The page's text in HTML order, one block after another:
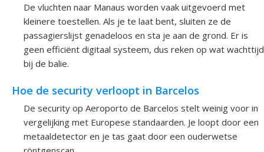
De vluchten naar Manaus worden vaak uitgevoerd met
kleinere toestellen. Als je te laat bent, sluiten ze de
passagierslijst genadeloos en sta je aan de grond. Er is
geen efficiënt digitaal systeem, dus reken op wat wachttijd
bij de balie.
Hoe de security verloopt in Barcelos
De security op Aeroporto de Barcelos stelt weinig voor in
vergelijking met Europese standaarden. Je loopt door een
metaaldetector en je tas gaat door een ouderwetse